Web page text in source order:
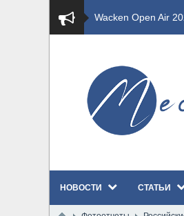
​Wacken Open Air
​Wacken Open Air
GHOST
​Wacken Open Air
НОВОСТИ СТАТЬИ